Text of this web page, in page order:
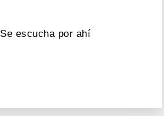
Se escucha por ahí